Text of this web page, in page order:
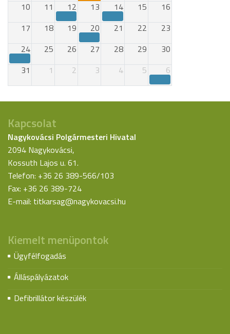
10
11 12 13 14 15
16
17
18 19 20 21 22
23
24
25 26 27 28 29
30
31
1 2 3 4 5 6
Kapcsolat
Nagykovácsi Polgármesteri Hivatal
2094 Nagykovácsi,
Kossuth Lajos u. 61.
Telefon: +36 26 389-566/103
Fax: +36 26 389-724
E-mail: titkarsag@nagykovacsi.hu
Kiemelt menüpontok
Ügyfélfogadás
Álláspályázatok
Defibrillátor készülék